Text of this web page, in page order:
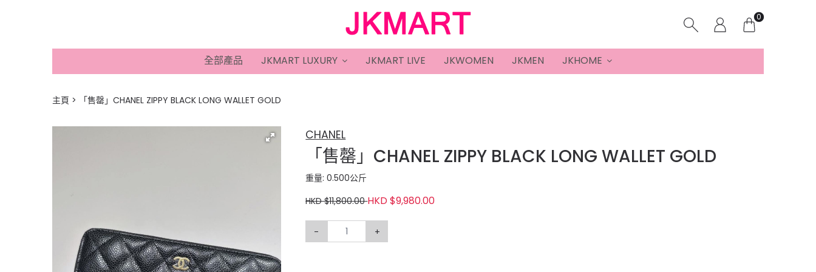
0
全部產品 JKMART LUXURY JKMART LIVE JKWOMEN JKMEN JKHOME
主頁 「售罄」CHANEL ZIPPY BLACK LONG WALLET GOLD
CHANEL
「售罄」CHANEL ZIPPY BLACK LONG WALLET GOLD
重量: 0.500公斤
HKD $11,800.00HKD $9,980.00
- +